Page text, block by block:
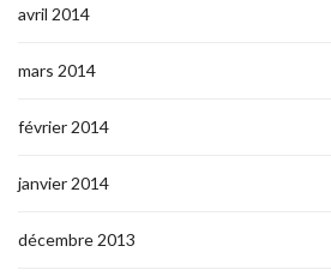
avril 2014
mars 2014
février 2014
janvier 2014
décembre 2013